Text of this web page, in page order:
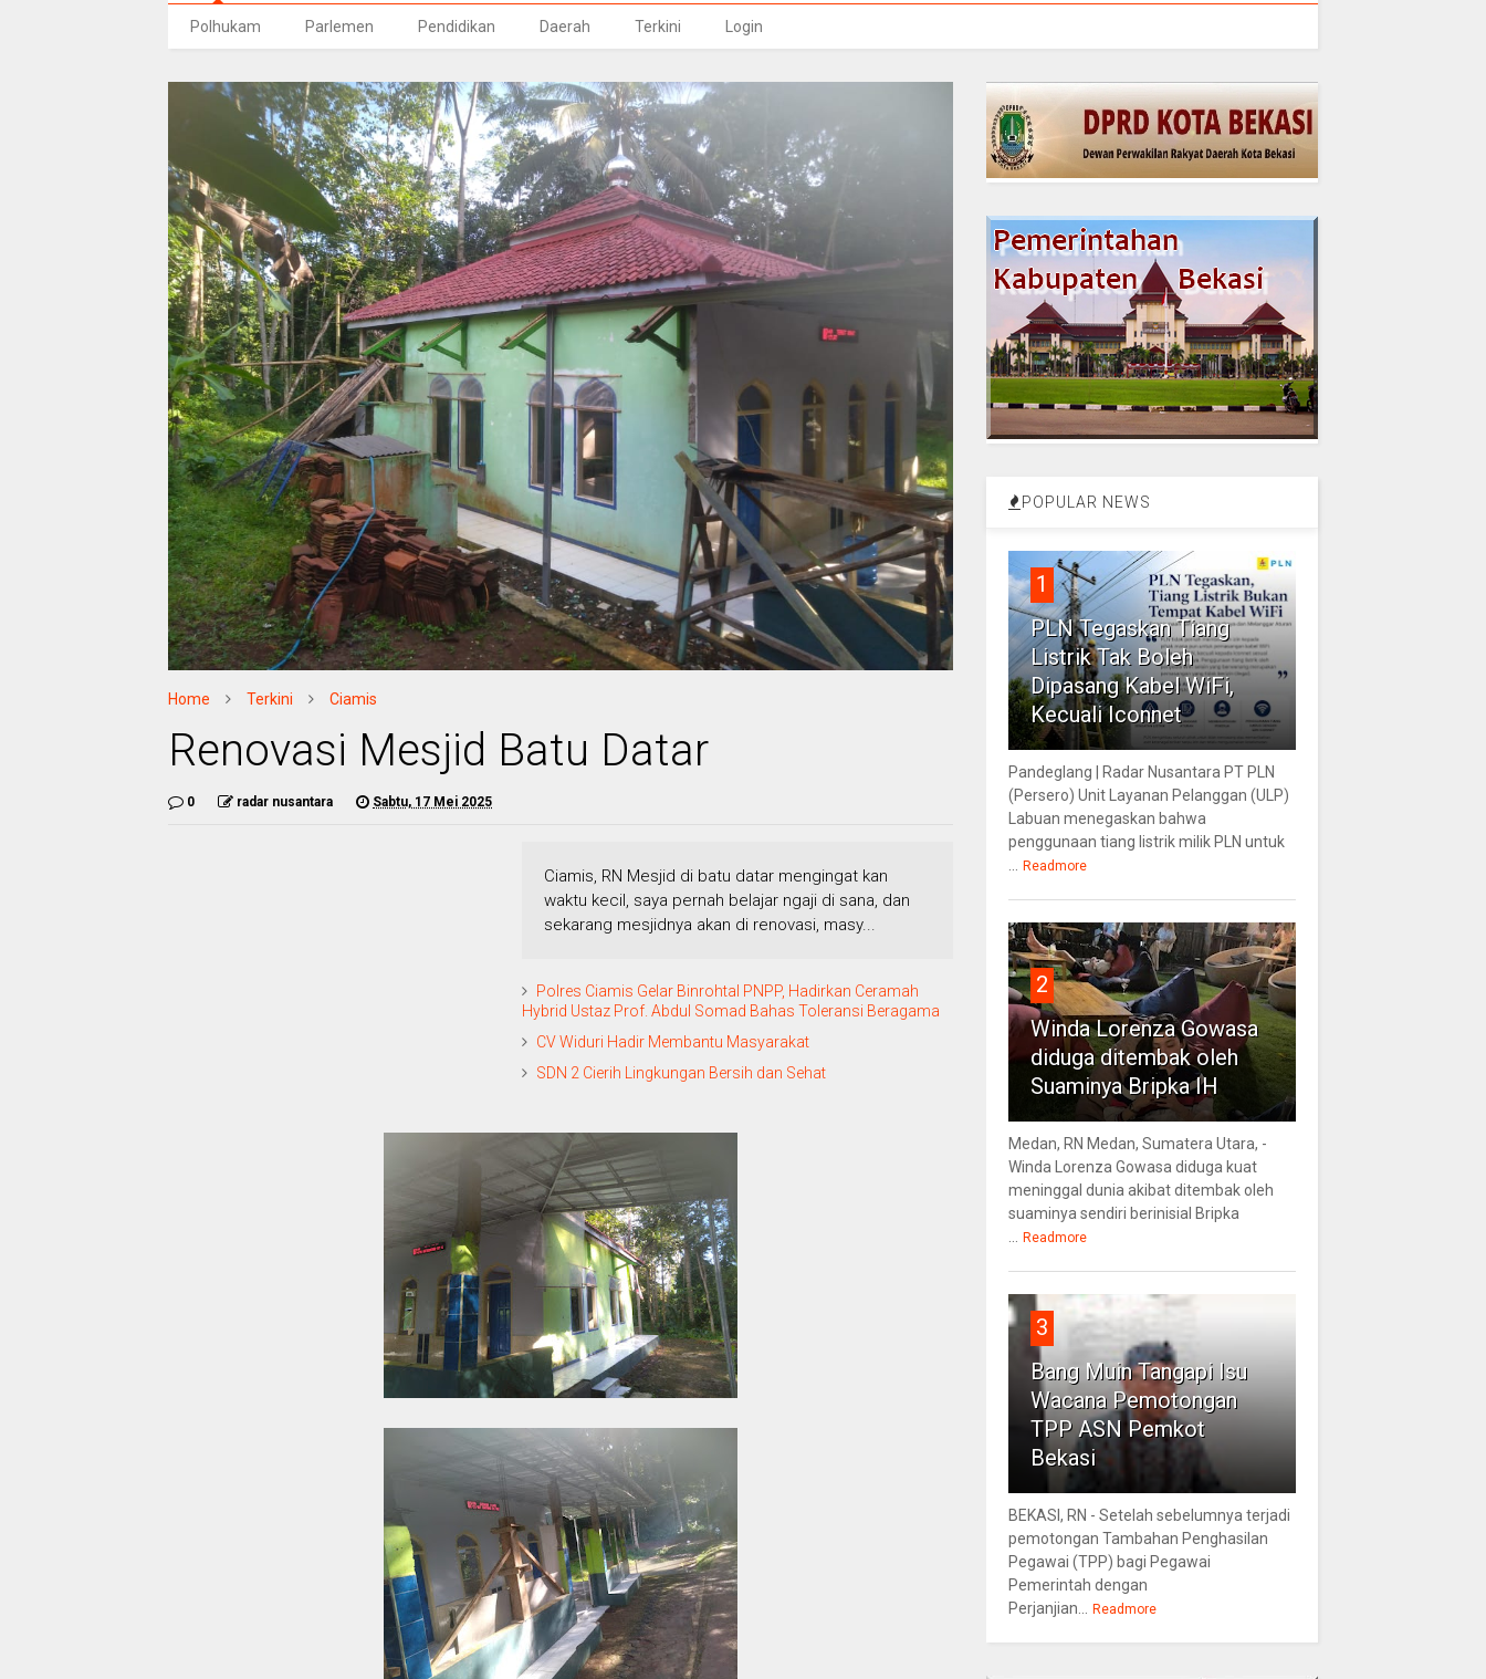
Polhukam Parlemen Pendidikan Daerah Terkini Login
Home Terkini Ciamis
Renovasi Mesjid Batu Datar
0 radar nusantara Sabtu, 17 Mei 2025
Ciamis, RN Mesjid di batu datar mengingat kan
waktu kecil, saya pernah belajar ngaji di sana, dan
sekarang mesjidnya akan di renovasi, masy...
Polres Ciamis Gelar Binrohtal PNPP, Hadirkan Ceramah
Hybrid Ustaz Prof. Abdul Somad Bahas Toleransi Beragama
CV Widuri Hadir Membantu Masyarakat
SDN 2 Cierih Lingkungan Bersih dan Sehat
POPULAR NEWS
1
PLN Tegaskan Tiang
Listrik Tak Boleh
Dipasang Kabel WiFi,
Kecuali Iconnet
Pandeglang | Radar Nusantara PT PLN
(Persero) Unit Layanan Pelanggan (ULP)
Labuan menegaskan bahwa
penggunaan tiang listrik milik PLN untuk
Readmore
2
Winda Lorenza Gowasa
diduga ditembak oleh
Suaminya Bripka IH
Medan, RN Medan, Sumatera Utara, -
Winda Lorenza Gowasa diduga kuat
meninggal dunia akibat ditembak oleh
suaminya sendiri berinisial Bripka
Readmore
3
Bang Muin Tangapi Isu
Wacana Pemotongan
TPP ASN Pemkot
Bekasi
BEKASI, RN - Setelah sebelumnya terjadi
pemotongan Tambahan Penghasilan
Pegawai (TPP) bagi Pegawai
Pemerintah dengan
Perjanjian...
Readmore